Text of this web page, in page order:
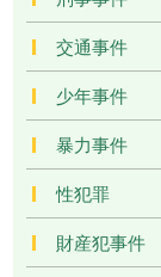
交通事件
少年事件
暴力事件
性犯罪
財産犯事件